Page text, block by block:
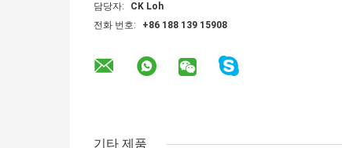
담당자:
CK Loh
전화 번호:
+86 188 139 15908
기타 제품